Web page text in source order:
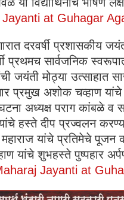
at Guhagar
दरवर्षी प्रशासकीय
प्रथमच सार्वजनिक
जयंती मोठ्या उत्साहात
प्रमुख अशोक चव्हाण यांचे
अध्यक्ष पराग कांबळे व
हस्ते दीप प्रज्वलन
महाराज यांचे प्रतिमेचे
यांचे शुभहस्ते पुष्पहार
Jayanti at